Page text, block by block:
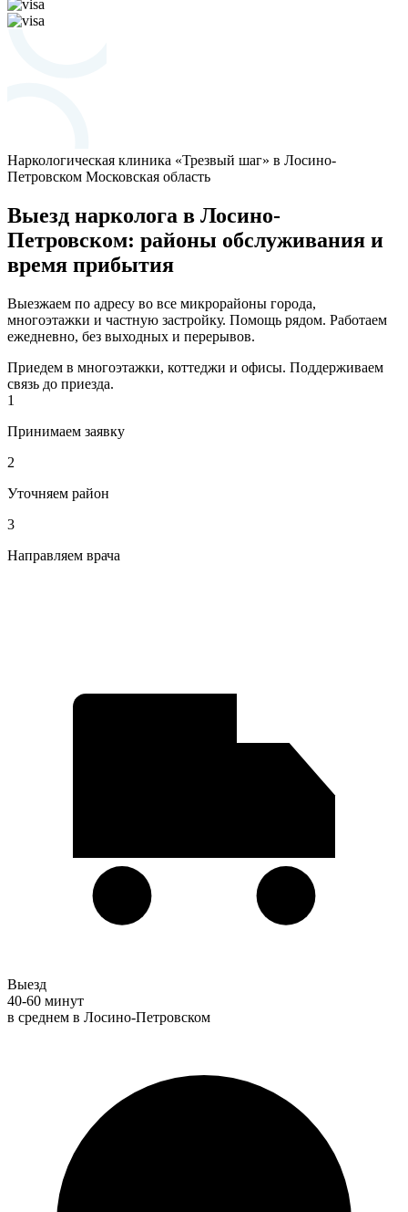
Наркологическая клиника «Трезвый шаг» в Лосино-
Петровском Московская область
Выезд нарколога в Лосино-
Петровском: районы обслуживания и
время прибытия
Выезжаем по адресу во все микрорайоны города,
многоэтажки и частную застройку. Помощь рядом. Работаем
ежедневно, без выходных и перерывов.
Приедем в многоэтажки, коттеджи и офисы. Поддерживаем
связь до приезда.
1
Принимаем заявку
2
Уточняем район
3
Направляем врача
Выезд
40-60 минут
в среднем в Лосино-Петровском